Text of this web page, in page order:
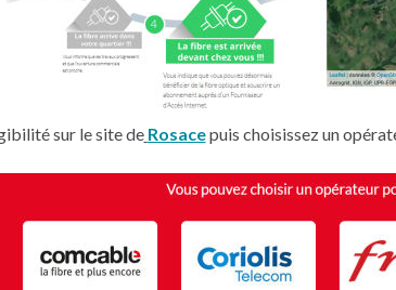
sur le site de Rosacepuis choisissez un